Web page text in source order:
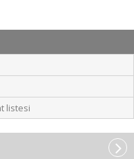
listesi